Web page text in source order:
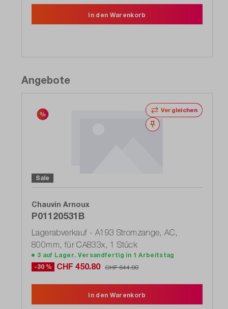
In den Warenkorb
Angebote
Vergleichen
Merken
Sale
Chauvin Arnoux
P01120531B
Lagerabverkauf - A193 Stromzange, AC,
800mm, für CA833x, 1 Stück
3 auf Lager. Versandfertig in 1 Arbeitstag
-30 %
CHF 450.80 CHF 644.00
In den Warenkorb